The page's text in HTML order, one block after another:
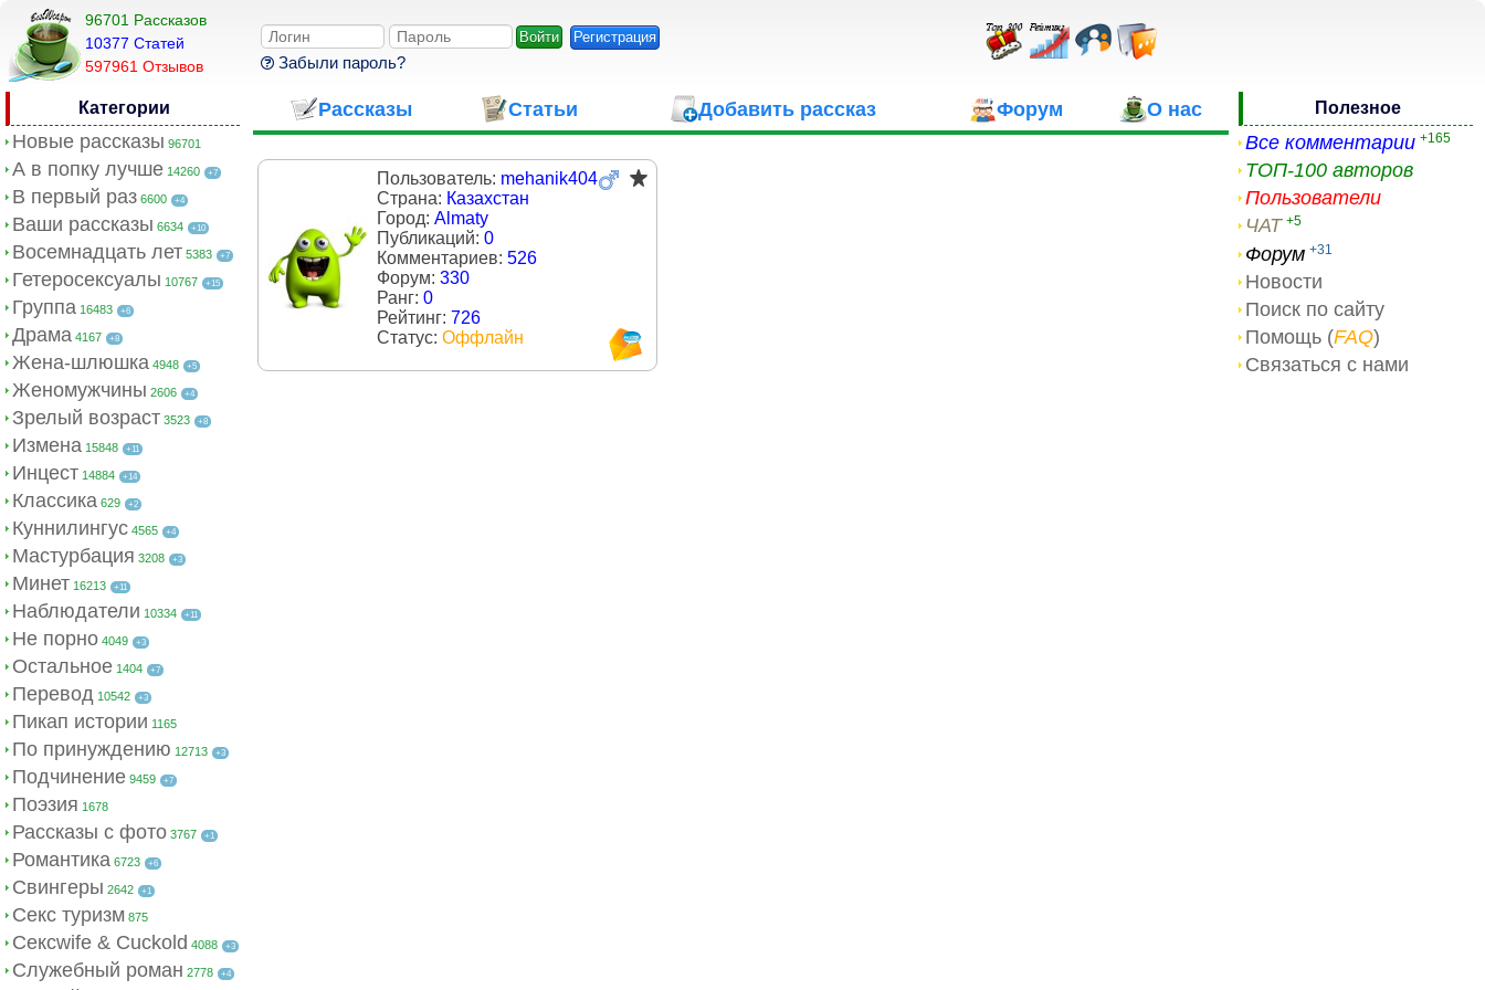
96701 Рассказов
10377 Cтатей
597961 Отзывов
Регистрация
Забыли пароль?
Категории
Новые рассказы 96701
А в попку лучше 14260 +7
В первый раз 6600 +4
Ваши рассказы 6634 +10
Восемнадцать лет 5383 +7
Гетеросексуалы 10767 +15
Группа 16483 +6
Драма 4167 +8
Жена-шлюшка 4948 +5
Женомужчины 2606 +4
Зрелый возраст 3523 +8
Измена 15848 +11
Инцест 14884 +14
Классика 629 +2
Куннилингус 4565 +4
Мастурбация 3208 +3
Минет 16213 +11
Наблюдатели 10334 +11
Не порно 4049 +3
Остальное 1404 +7
Перевод 10542 +3
Пикап истории 1165
По принуждению 12713 +3
Подчинение 9459 +7
Поэзия 1678
Рассказы с фото 3767 +1
Романтика 6723 +6
Свингеры 2642 +1
Секс туризм 875
Сексwife & Cuckold 4088 +3
Служебный роман 2778 +4
Рассказы Статьи Добавить рассказ Форум О нас
Пользователь: mehanik404
Страна: Казахстан
Город: Almaty
Публикаций: 0
Комментариев: 526
Форум: 330
Ранг: 0
Рейтинг: 726
Статус: Оффлайн
Полезное
Все комментарии +165
ТОП-100 авторов
Пользователи
ЧАТ +5
Форум +31
Новости
Поиск по сайту
Помощь (FAQ)
Связаться с нами